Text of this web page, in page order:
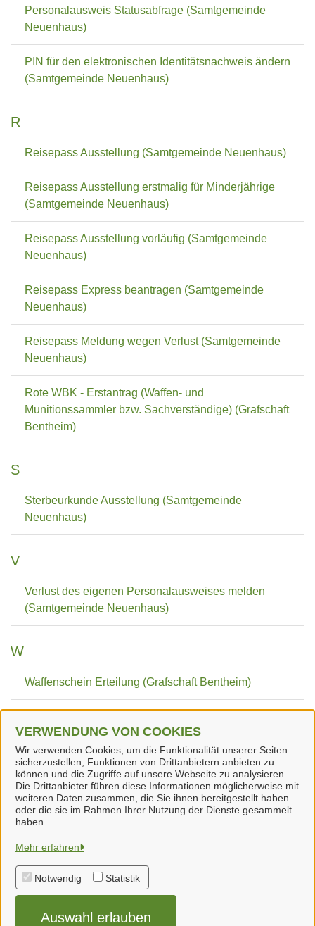
VERWENDUNG VON COOKIES
Wir verwenden Cookies, um die Funktionalität unserer Seiten
sicherzustellen, Funktionen von Drittanbietern anbieten zu
können und die Zugriffe auf unsere Webseite zu analysieren.
Die Drittanbieter führen diese Informationen möglicherweise mit
weiteren Daten zusammen, die Sie ihnen bereitgestellt haben
oder die sie im Rahmen Ihrer Nutzung der Dienste gesammelt
haben.
Mehr erfahren
Notwendig Statistik
Auswahl erlauben
Personalausweis Statusabfrage (Samtgemeinde
Neuenhaus)
PIN für den elektronischen Identitätsnachweis ändern
(Samtgemeinde Neuenhaus)
R
Reisepass Ausstellung (Samtgemeinde Neuenhaus)
Reisepass Ausstellung erstmalig für Minderjährige
(Samtgemeinde Neuenhaus)
Reisepass Ausstellung vorläufig (Samtgemeinde
Neuenhaus)
Reisepass Express beantragen (Samtgemeinde
Neuenhaus)
Reisepass Meldung wegen Verlust (Samtgemeinde
Neuenhaus)
Rote WBK - Erstantrag (Waffen- und
Munitionssammler bzw. Sachverständige) (Grafschaft
Bentheim)
S
Sterbeurkunde Ausstellung (Samtgemeinde
Neuenhaus)
V
Verlust des eigenen Personalausweises melden
(Samtgemeinde Neuenhaus)
W
Waffenschein Erteilung (Grafschaft Bentheim)
WBK Vereine - Erstantrag (Schießsportliche Vereine
und jagdliche Vereinigungen) (Grafschaft Bentheim)
Samtgemeinde Neuenhaus
Alle Rechte vorbehalten